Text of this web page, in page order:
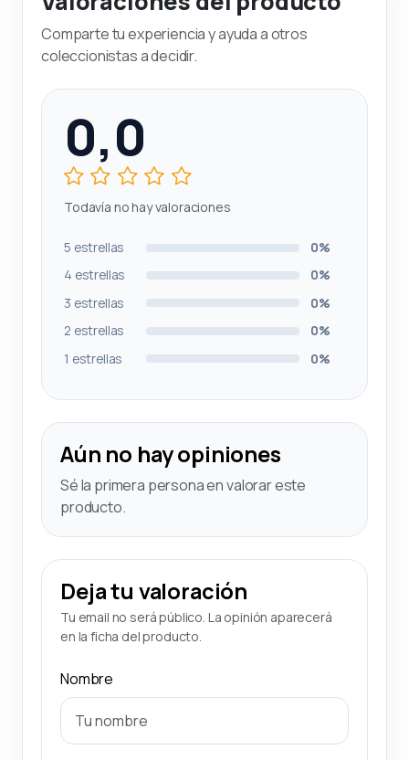
Comparte tu experiencia y ayuda a otros
coleccionistas a decidir.
0,0
Todavía no hay valoraciones
5 estrellas
0%
4 estrellas
0%
3 estrellas
0%
2 estrellas
0%
1 estrellas
0%
Aún no hay opiniones
Sé la primera persona en valorar este
producto.
Deja tu valoración
Tu email no será público. La opinión aparecerá
en la ficha del producto.
Nombre